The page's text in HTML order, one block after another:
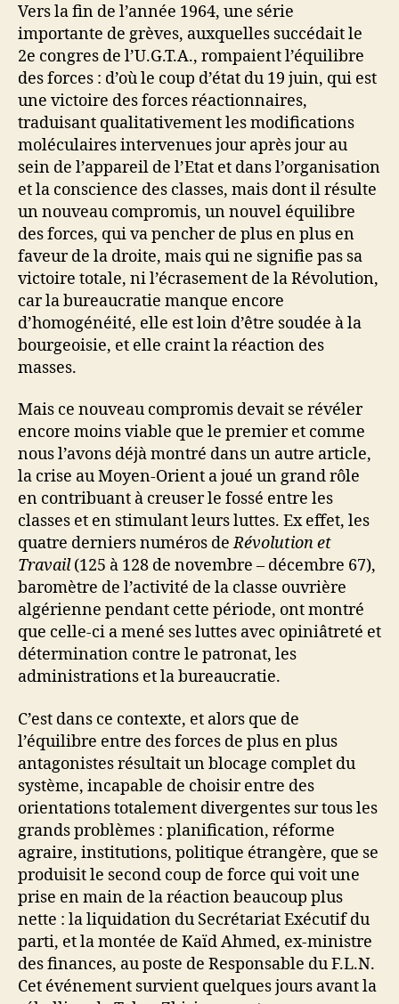
Vers la fin de l’année 1964, une série
importante de grèves, auxquelles succédait le
2e congres de l’U.G.T.A., rompaient l’équilibre
des forces : d’où le coup d’état du 19 juin, qui est
une victoire des forces réactionnaires,
traduisant qualitativement les modifications
moléculaires intervenues jour après jour au
sein de l’appareil de l’Etat et dans l’organisation
et la conscience des classes, mais dont il résulte
un nouveau compromis, un nouvel équilibre
des forces, qui va pencher de plus en plus en
faveur de la droite, mais qui ne signifie pas sa
victoire totale, ni l’écrasement de la Révolution,
car la bureaucratie manque encore
d’homogénéité, elle est loin d’être soudée à la
bourgeoisie, et elle craint la réaction des
masses.
Mais ce nouveau compromis devait se révéler
encore moins viable que le premier et comme
nous l’avons déjà montré dans un autre article,
la crise au Moyen-Orient a joué un grand rôle
en contribuant à creuser le fossé entre les
classes et en stimulant leurs luttes. Ex effet, les
quatre derniers numéros deRévolution et
Travail(125 à 128 de novembre – décembre 67),
baromètre de l’activité de la classe ouvrière
algérienne pendant cette période, ont montré
que celle-ci a mené ses luttes avec opiniâtreté et
détermination contre le patronat, les
administrations et la bureaucratie.
C’est dans ce contexte, et alors que de
l’équilibre entre des forces de plus en plus
antagonistes résultait un blocage complet du
système, incapable de choisir entre des
orientations totalement divergentes sur tous les
grands problèmes : planification, réforme
agraire, institutions, politique étrangère, que se
produisit le second coup de force qui voit une
prise en main de la réaction beaucoup plus
nette : la liquidation du Secrétariat Exécutif du
parti, et la montée de Kaïd Ahmed, ex-ministre
des finances, au poste de Responsable du F.L.N.
Cet événement survient quelques jours avant la